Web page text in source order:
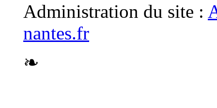
Administration du site :
nantes.fr
❧